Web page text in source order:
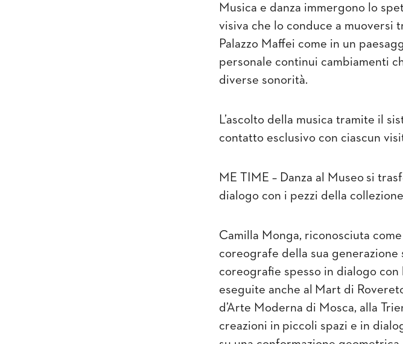
Musica e danza immergono lo
visiva che lo conduce a muoversi
Palazzo Maffei come in un
personale continui cambiamenti
diverse sonorità.
L’ascolto della musica tramite il
contatto esclusivo con ciascun
ME TIME – Danza al Museo si
dialogo con i pezzi della
Camilla Monga, riconosciuta come
coreografe della sua generazione
coreografie spesso in dialogo con
eseguite anche al
Mart di
d’Arte Moderna di Mosca, alla
creazioni in piccoli spazi e in